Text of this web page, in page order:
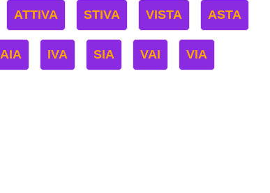
ATTIVA STIVA VISTA ASTA
AIA IVA SIA VAI VIA